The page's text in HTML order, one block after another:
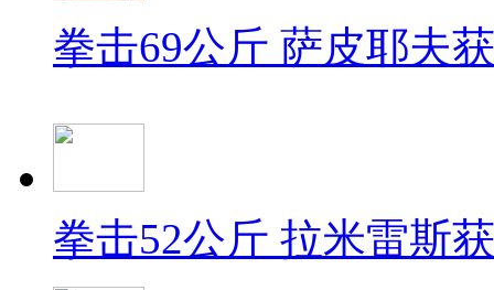
拳击69公斤 萨皮耶夫
拳击52公斤 拉米雷斯